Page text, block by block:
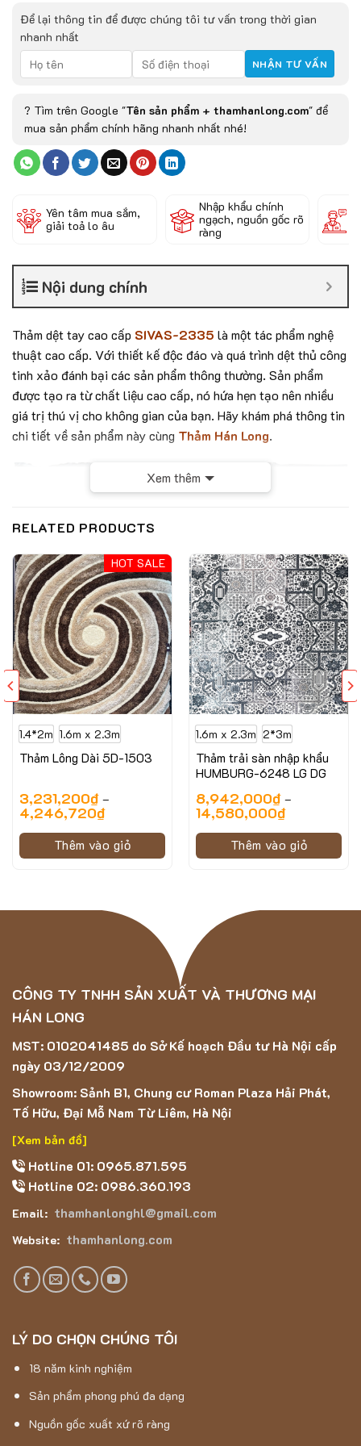
Để lại thông tin để được chúng tôi tư vấn trong thời gian
nhanh nhất
? Tìm trên Google "Tên sản phẩm + thamhanlong.com" để
mua sản phẩm chính hãng nhanh nhất nhé!
Yên tâm mua sắm,
giải toả lo âu
Nhập khẩu chính
ngạch, nguồn gốc rõ
ràng
Nội dung chính
Thảm dệt tay cao cấp SIVAS-2335 là một tác phẩm nghệ
thuật cao cấp. Với thiết kế độc đáo và quá trình dệt thủ công
tinh xảo đánh bại các sản phẩm thông thường. Sản phẩm
được tạo ra từ chất liệu cao cấp, nó hứa hẹn tạo nên nhiều
giá trị thú vị cho không gian của bạn. Hãy khám phá thông tin
chi tiết về sản phẩm này cùng Thảm Hán Long.
Hình ảnh minh họa của mẫu thảm SIVAS-2335
Thông số kỹ thuật của mẫu thảm SIVAS-2335
Chất liệu: Acrylic Cotton
Trọng lượng tổng : 3000g/m2
Mật độ dệt: 1200*3600
Phong cách cổ điển
Sản xuất ở Iran
Xem thêm
RELATED PRODUCTS
HOT SALE
1.4*2m 1.6m x 2.3m
Thảm Lông Dài 5D-1503
3,231,200₫–
4,246,720₫
Thêm vào giỏ
1.6m x 2.3m 2*3m
Thảm trải sàn nhập khẩu
HUMBURG-6248 LG DG
8,942,000₫–
14,580,000₫
Thêm vào giỏ
CÔNG TY TNHH SẢN XUẤT VÀ THƯƠNG MẠI
HÁN LONG
MST: 0102041485 do Sở Kế hoạch Đầu tư Hà Nội cấp
ngày 03/12/2009
Showroom: Sảnh B1, Chung cư Roman Plaza Hải Phát,
Tố Hữu, Đại Mỗ Nam Từ Liêm, Hà Nội
[Xem bản đồ]
Hotline 01: 0965.871.595
Hotline 02: 0986.360.193
Email: thamhanlonghl@gmail.com
Website: thamhanlong.com
LÝ DO CHỌN CHÚNG TÔI
18 năm kinh nghiệm
Sản phẩm phong phú đa dạng
Nguồn gốc xuất xứ rõ ràng